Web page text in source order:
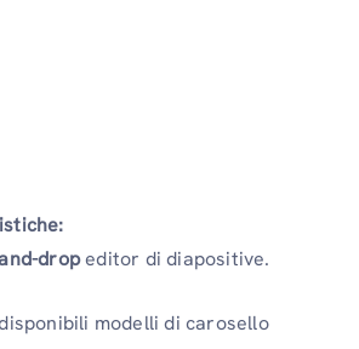
dropeditor di diapositive.
modelli di carosello